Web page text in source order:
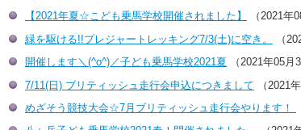
【2021年夏☆こども乗馬学校開催されました】
（2021年
緑を駆ける!!プレジャートレッキング7/3(土)に空き。
（
開催します＼(^o^)／子ども乗馬学校2021夏 （2021年05月
7/11(日) ブリティッシュ走行会申込につきまして （2021
めざそう競技大会☆7月ブリティッシュ走行会やります！